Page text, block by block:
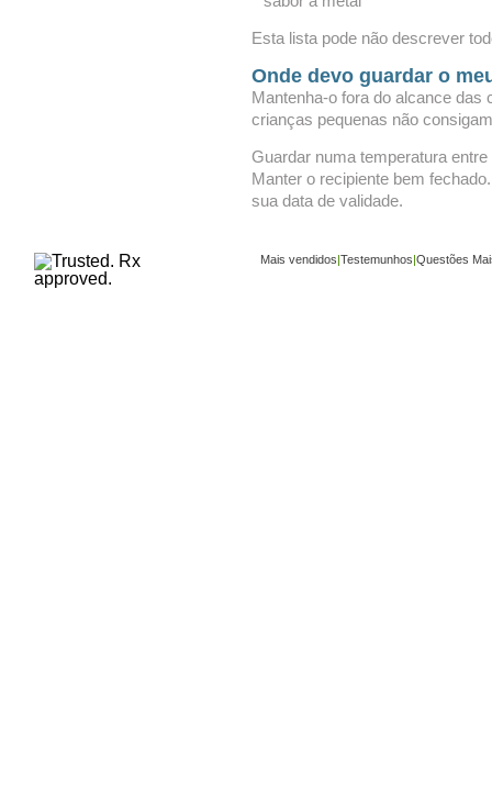
Esta lista pode não descrever
Onde devo guardar o
Mantenha-o fora do alcance das
crianças pequenas não
Guardar numa temperatura
Manter o recipiente bem
sua data de validade.
Mais vendidos|Testemunhos|Questões